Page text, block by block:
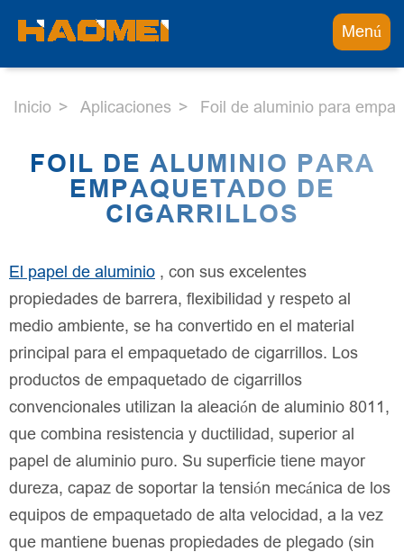
Menú
Inicio Aplicaciones Foil de aluminio para
FOIL DE ALUMINIO PARA
EMPAQUETADO DE
CIGARRILLOS
El papel de aluminio , con sus excelentes
propiedades de barrera, flexibilidad y respeto al
medio ambiente, se ha convertido en el material
principal para el empaquetado de cigarrillos. Los
productos de empaquetado de cigarrillos
convencionales utilizan la aleación de aluminio 8011,
que combina resistencia y ductilidad, superior al
papel de aluminio puro. Su superficie tiene mayor
dureza, capaz de soportar la tensión mecánica de los
equipos de empaquetado de alta velocidad, a la vez
que mantiene buenas propiedades de plegado (sin